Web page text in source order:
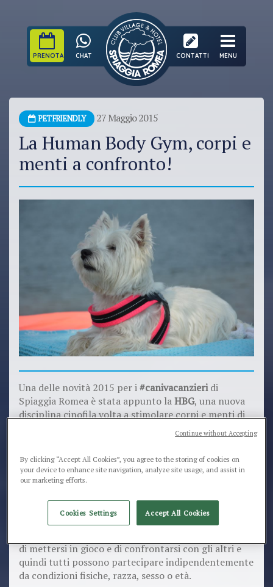
PRENOTA CHAT CONTATTI MENU
PET FRIENDLY 27 Maggio 2015
La Human Body Gym, corpi e
menti a confronto!
Una delle novità 2015 per i#canivacanzieridi
Spiaggia Romea è stata appunto laHBG, una nuova
disciplina cinofila volta a stimolare corpi e menti di
Essa prevede infatti l’uso del corpo umano come
vera e propria palestra per i cani, che si devono
cimentare nel superamento di ostacoli creati dai
corpi delle persone appunto.
Anche questa disciplina, non richiede particolari
di mettersi in gioco e di confrontarsi con gli altri e
quindi tutti possono partecipare indipendentemente
da condizioni fisiche, razza, sesso o età.
By clicking “Accept All Cookies”, you agree to the storing of cookies on
your device to enhance site navigation, analyze site usage, and assist in
our marketing efforts.
Cookies Settings Accept All Cookies
Continue without Accepting